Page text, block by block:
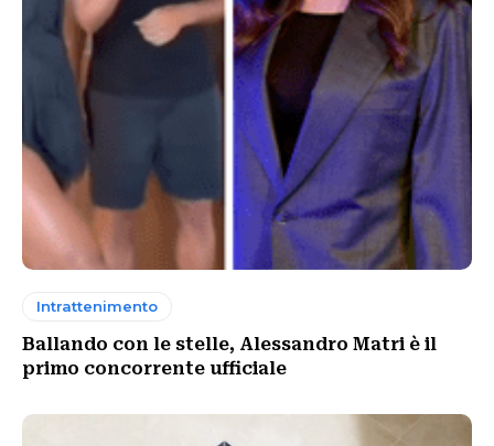
Intrattenimento
Ballando con le stelle, Alessandro Matri è il
primo concorrente ufficiale